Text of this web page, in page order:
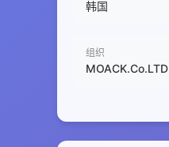
韩国
组织
MOACK.Co.LTD